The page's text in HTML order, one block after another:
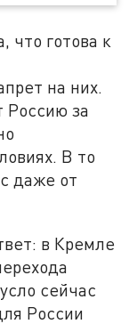
что готова к
на них.
Россию за
В то
даже от
в Кремле
сейчас
России